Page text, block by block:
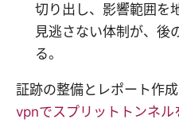
切り出し、影響範囲を
見逃さない体制が、後
る。
証跡の整備とレポート作
vpnでスプリットトンネ